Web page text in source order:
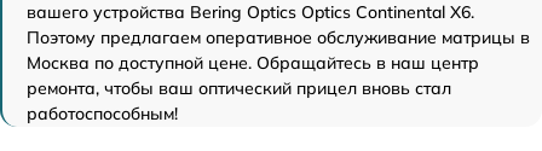
вашего устройства Bering Optics Optics Continental X6.
Поэтому предлагаем оперативное обслуживание матрицы в
Москва по доступной цене. Обращайтесь в наш центр
ремонта, чтобы ваш оптический прицел вновь стал
работоспособным!